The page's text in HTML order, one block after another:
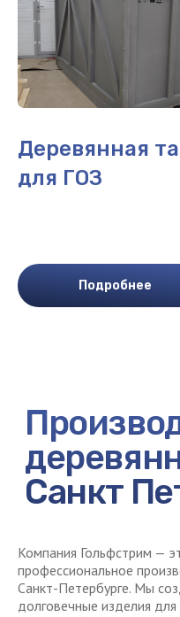
Деревянная
для ГОЗ
Подробнее
Компания Гольфстрим —
профессиональное
Санкт-Петербурге. Мы
долговечные изделия